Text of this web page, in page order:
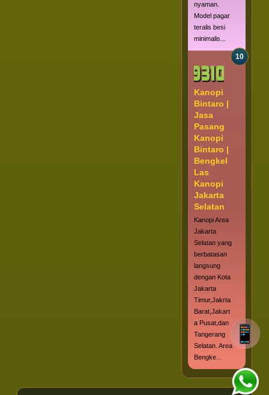
nyaman.
Model pagar
teralis besi
minimalis...
Kanopi
Bintaro |
Jasa
Pasang
Kanopi
Bintaro |
Bengkel
Las
Kanopi
Jakarta
Selatan
Kanopi Area
Jakarta
Selatan yang
berbatasan
langsung
dengan Kota
Jakarta
Timur,Jakrta
Barat,Jakart
a Pusat,dan
Tangerang
Selatan. Area
Bengke...